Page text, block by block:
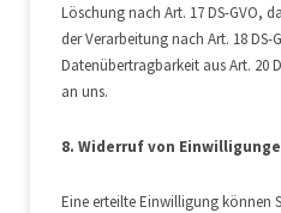
Löschung nach Art. 17 DS-GVO,
der Verarbeitung nach Art. 18 DS-
Datenübertragbarkeit aus Art. 20
an uns.
8. Widerruf von
Eine erteilte Einwilligung können